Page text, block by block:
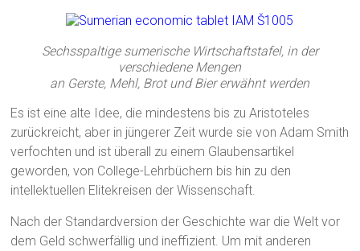
Sechsspaltige sumerische Wirtschaftstafel, in der
verschiedene Mengen
an Gerste, Mehl, Brot und Bier erwähnt werden
Es ist eine alte Idee, die mindestens bis zu Aristoteles
zurückreicht, aber in jüngerer Zeit wurde sie von Adam Smith
verfochten und ist überall zu einem Glaubensartikel
geworden, von College-Lehrbüchern bis hin zu den
intellektuellen Elitekreisen der Wissenschaft.
Nach der Standardversion der Geschichte war die Welt vor
dem Geld schwerfällig und ineffizient. Um mit anderen